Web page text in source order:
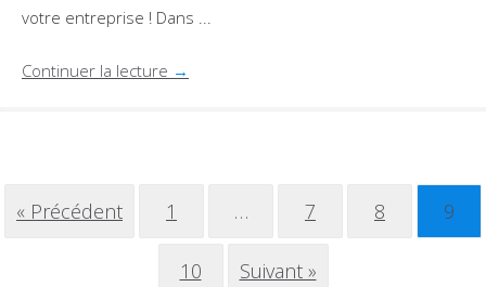
votre entreprise ! Dans ...
Continuer la lecture →
« Précédent 1 … 7 8 9
10 Suivant »